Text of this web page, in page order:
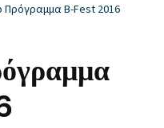
Πρόγραμμα Β-Fest 2016